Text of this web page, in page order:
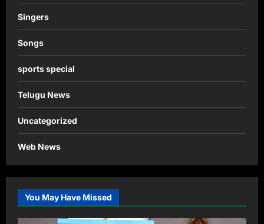
Singers
Songs
sports special
Telugu News
Uncategorized
Web News
You May Have Missed